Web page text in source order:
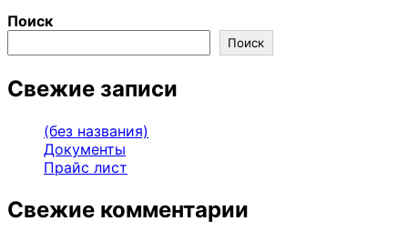
Поиск
Поиск
Свежие записи
(без названия)
Документы
Прайс лист
Свежие комментарии